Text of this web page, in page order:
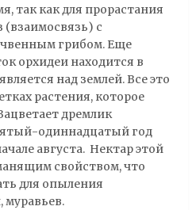
так как для прорастания
с
грибом. Еще
орхидеи находится в
над землей. Все это
растения, которое
дремлик
одиннадцатый год
августа. Нектар этой
свойством, что
для опыления
муравьев.